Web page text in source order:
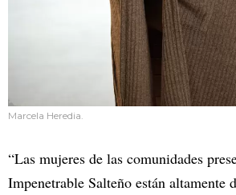
Marcela Heredia.
“Las mujeres de las comunidades
Impenetrable Salteño están altamente